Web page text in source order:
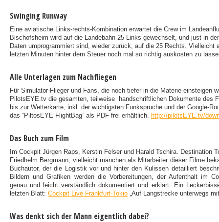
Swinging Runway
Eine aviatische Links-rechts-Kombination erwartet die Crew im
Bischofsheim wird auf die Landebahn 25 Links gewechselt, und just in
Daten umprogrammiert sind, wieder zurück, auf die 25 Rechts. Vielleicht
letzten Minuten hinter dem Steuer noch mal so richtig auskosten zu
Alle Unterlagen zum Nachfliegen
Für Simulator-Flieger und Fans, die noch tiefer in die Materie einsteigen
PilotsEYE.tv die gesamten, teilweise handschriftlichen Dokumente des
bis zur Wetterkarte, inkl. der wichtigsten Funksprüche und der Google-
das ”PiltosEYE FlightBag” als PDF frei erhältlich. http://pilotsEYE.tv/
Das Buch zum Film
Im Cockpit Jürgen Raps, Kerstin Felser und Harald Tschira. Destination
Friedhelm Bergmann, vielleicht manchen als Mitarbeiter dieser Filme
Buchautor, der die Logistik vor und hinter den Kulissen detailliert
Bildern und Grafiken werden die Vorbereitungen, der Aufenthalt im
genau und leicht verständlich dokumentiert und erklärt. Ein
letzten Blatt: Cockpit Live Frankfurt-Tokio „Auf Langstrecke unterwegs
Was denkt sich der Mann eigentlich dabei?